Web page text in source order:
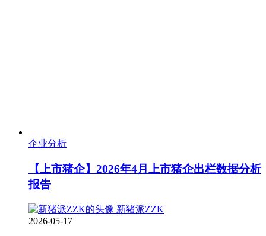
企业分析
【上市猪企】2026年4月上市猪企出栏数据分析
报告
新猪派ZZK
2026-05-17